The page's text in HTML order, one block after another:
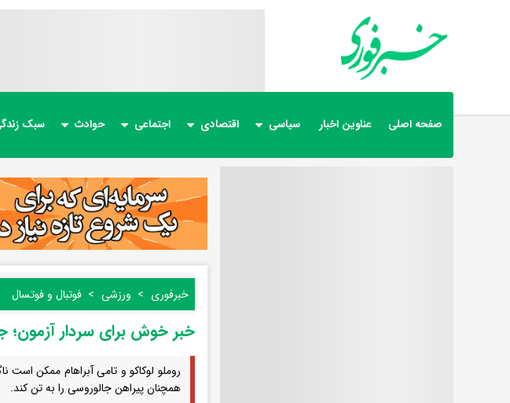
صفحه اصلی عناوین اخبار سیاسی اقتصادی اجتماعی حوادث سبک
خبرفوری ورزشی فوتبال و فوتسال
خبر خوش برای سردار آزمون؛ جدایی
روملو لوکاکو و تامی آبراهام ممکن
همچنان پیراهن جالوروسی را به تن کند.